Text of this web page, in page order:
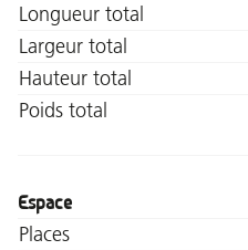
Longueur total
Largeur total
Hauteur total
Poids total
Espace
Places